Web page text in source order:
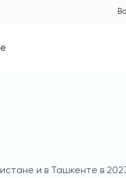
и в Ташкенте в